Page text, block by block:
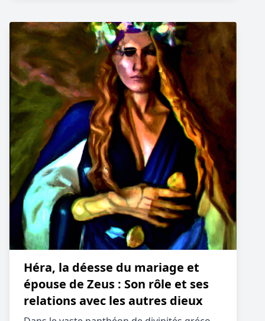
Héra, la déesse du mariage et
épouse de Zeus : Son rôle et ses
relations avec les autres dieux